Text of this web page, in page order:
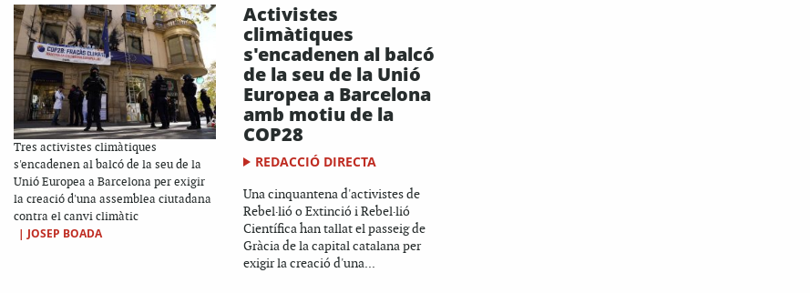
Tres activistes climàtiques
s'encadenen al balcó de la seu de la
Unió Europea a Barcelona per exigir
la creació d'una assemblea ciutadana
contra el canvi climàtic
| JOSEP BOADA
Activistes
climàtiques
s'encadenen al balcó
de la seu de la Unió
Europea a Barcelona
amb motiu de la
COP28
REDACCIÓ DIRECTA
Una cinquantena d'activistes de
Rebel·lió o Extinció i Rebel·lió
Científica han tallat el passeig de
Gràcia de la capital catalana per
exigir la creació d'una...